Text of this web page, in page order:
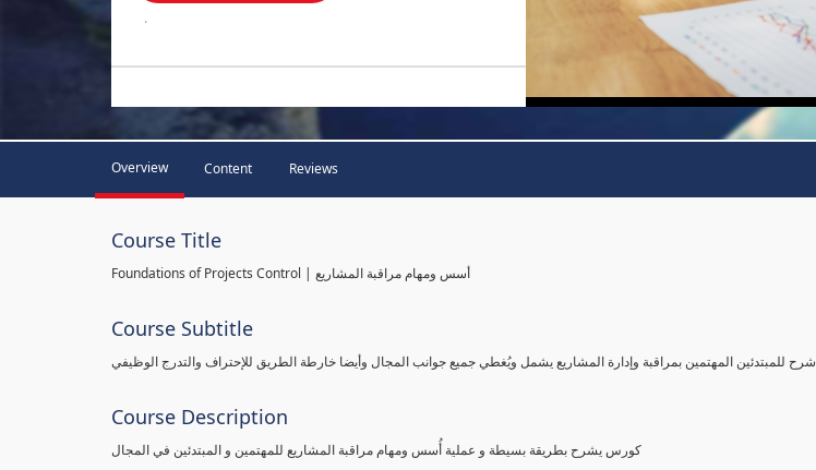
.
Overview Content Reviews
Course Title
Foundations of Projects Control | أسس ومهام مراقبة المشاريع
Course Subtitle
شرح للمبتدئين المهتمين بمراقبة وإدارة المشاريع يشمل ويُغطي جميع جوانب المجال وأيضا خارطة الطريق للإحتراف والتدرج الوظيفي
Course Description
كورس يشرح بطريقة بسيطة و عملية أُسس ومهام مراقبة المشاريع للمهتمين و المبتدئين في المجال